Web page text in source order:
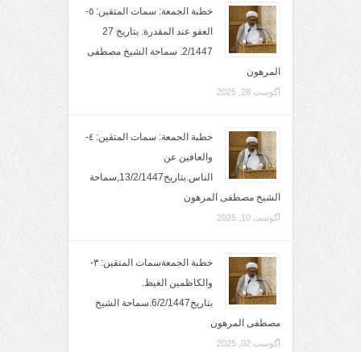
خطبة الجمعة: سمات المتقين: ٥-
العفو عند المقدرة. بتاريخ 27
2/1447. سماحة الشيخ مصطفى
المرهون
آگوست 28, 2025
خطبة الجمعة: سمات المتقين: ٤-
والعافين عن
الناس.بتاريخ13/2/1447,سماحة
الشيخ مصطفى المرهون
آگوست 10, 2025
خطبة الجمعةسمات المتقين: ٣-
والكاظمين الغيظ.
بتاريخ6/2/1447.سماحة الشيخ
مصطفى المرهون
آگوست 02, 2025